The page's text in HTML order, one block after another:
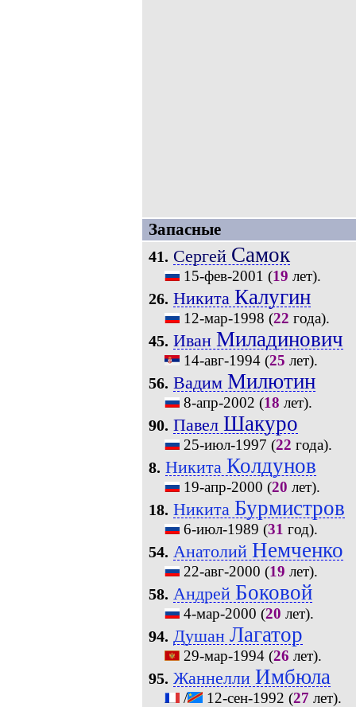
Запасные
41. Сергей Самок
15-фев-2001 (19 лет).
26. Никита Калугин
12-мар-1998 (22 года).
45. Иван Миладинович
14-авг-1994(25 лет).
56. Вадим Милютин
8-апр-2002 (18 лет).
90. Павел Шакуро
25-июл-1997 (22 года).
8. Никита Колдунов
19-апр-2000 (20 лет).
18. Никита Бурмистров
6-июл-1989 (31 год).
54. Анатолий Немченко
22-авг-2000 (19 лет).
58. Андрей Боковой
4-мар-2000 (20 лет).
94. Душан Лагатор
29-мар-1994(26 лет).
95. Жаннелли Имбюла
/ 12-сен-1992 (27 лет).